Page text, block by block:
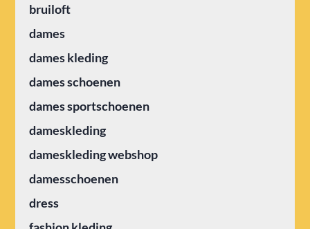
bruiloft
dames
dames kleding
dames schoenen
dames sportschoenen
dameskleding
dameskleding webshop
damesschoenen
dress